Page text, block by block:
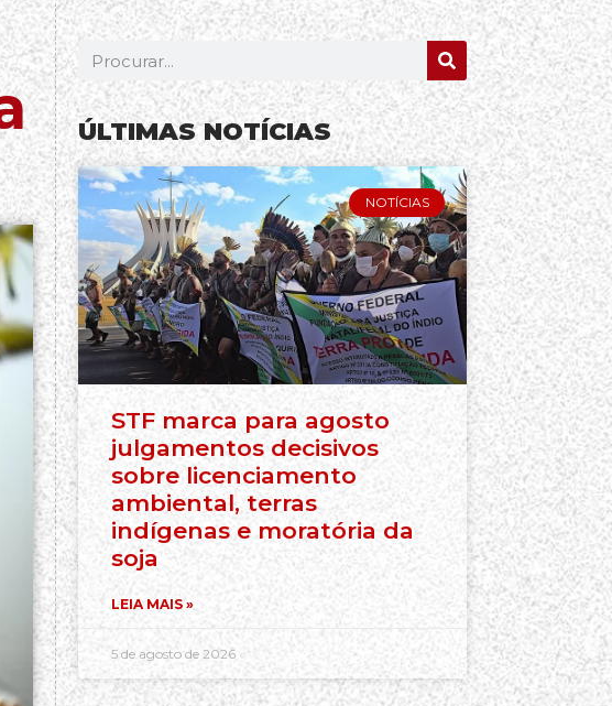
ÚLTIMAS NOTÍCIAS
NOTÍCIAS
STF marca para agosto
julgamentos decisivos
sobre licenciamento
ambiental, terras
indígenas e moratória da
soja
LEIA MAIS »
5 de agosto de 2026